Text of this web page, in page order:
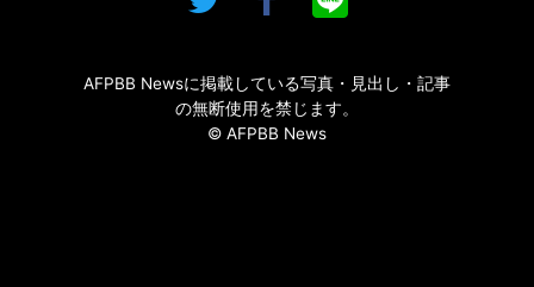
AFPBB Newsに掲載している写真・見出し・記事
の無断使用を禁じます。
© AFPBB News